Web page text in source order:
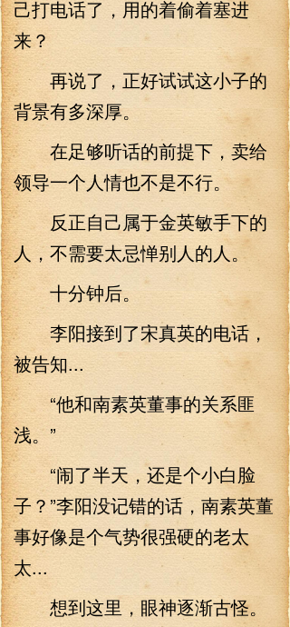
己打电话了，用的着偷着塞进
来？
再说了，正好试试这小子的
背景有多深厚。
在足够听话的前提下，卖给
领导一个人情也不是不行。
反正自己属于金英敏手下的
人，不需要太忌惮别人的人。
十分钟后。
李阳接到了宋真英的电话，
被告知...
“他和南素英董事的关系匪
浅。”
“闹了半天，还是个小白脸
子？”李阳没记错的话，南素英董
事好像是个气势很强硬的老太
太...
想到这里，眼神逐渐古怪。